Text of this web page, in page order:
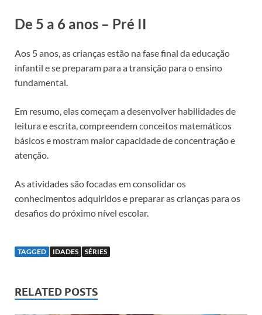
De 5 a 6 anos – Pré II
Aos 5 anos, as crianças estão na fase final da educação
infantil e se preparam para a transição para o ensino
fundamental.
Em resumo, elas começam a desenvolver habilidades de
leitura e escrita, compreendem conceitos matemáticos
básicos e mostram maior capacidade de concentração e
atenção.
As atividades são focadas em consolidar os
conhecimentos adquiridos e preparar as crianças para os
desafios do próximo nível escolar.
TAGGED IDADES SÉRIES
RELATED POSTS